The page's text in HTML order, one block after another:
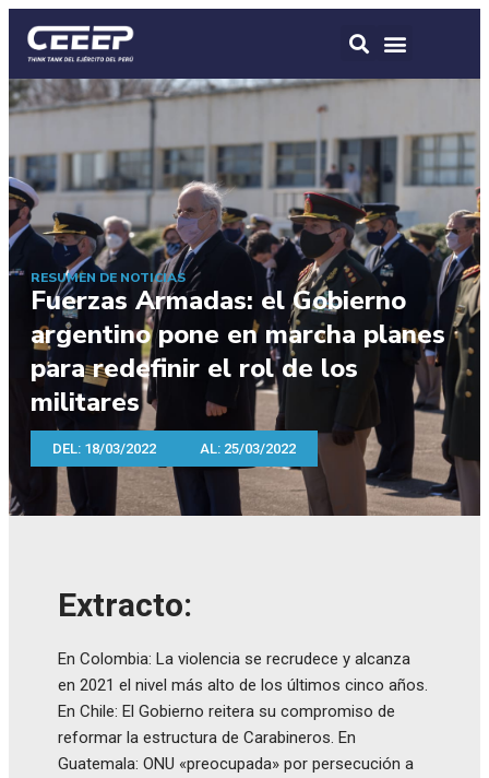
RESUMEN DE NOTICIAS
Fuerzas Armadas: el Gobierno
argentino pone en marcha planes
para redefinir el rol de los
militares
DEL: 18/03/2022 AL: 25/03/2022
Extracto:
En Colombia: La violencia se recrudece y alcanza
en 2021 el nivel más alto de los últimos cinco años.
En Chile: El Gobierno reitera su compromiso de
reformar la estructura de Carabineros. En
Guatemala: ONU «preocupada» por persecución a